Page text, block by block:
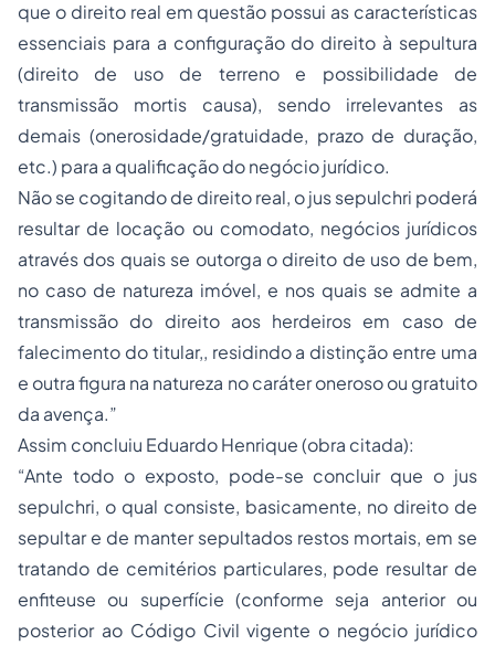
que o direito real em questão possui as características
essenciais para a configuração do direito à sepultura
(direito de uso de terreno e possibilidade de
transmissão mortis causa), sendo irrelevantes as
demais (onerosidade/gratuidade, prazo de duração,
etc.) para a qualificação do negócio jurídico.
Não se cogitando de direito real, ojus sepulchri poderá
resultar de locação ou comodato, negócios jurídicos
através dos quais se outorga o direito de uso de bem,
no caso de natureza imóvel, e nos quais se admite a
transmissão do direito aos herdeiros em caso de
falecimento do titular,, residindo a distinção entre uma
e outra figura na natureza no caráter oneroso ou gratuito
da avença.”
Assim concluiu Eduardo Henrique (obra citada):
“Ante todo o exposto, pode-se concluir que o jus
sepulchri, o qual consiste, basicamente, no direito de
sepultar e de manter sepultados restos mortais, em se
tratando de cemitérios particulares, pode resultar de
enfiteuse ou superfície (conforme seja anterior ou
posterior ao Código Civil vigente o negócio jurídico